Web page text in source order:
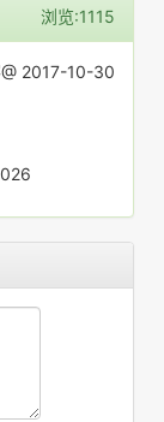
浏览:1115
2017-10-30